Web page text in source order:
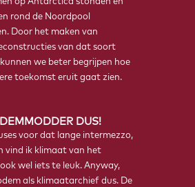
op Antarctica stonden en
rond de Noordpool
Door het maken van
van dat soort
we beter begrijpen hoe
toekomst eruit gaat zien.
DUS!
voor dat lange intermezzo,
vind ik klimaat van het
wel iets te leuk. Anyway,
als klimaatarchief dus. De